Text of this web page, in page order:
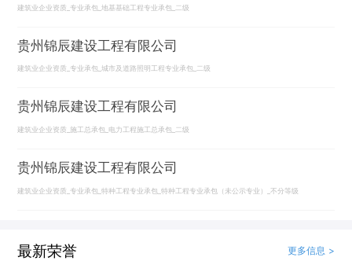
建筑业企业资质_专业承包_地基基础工程专业承包_二级
贵州锦辰建设工程有限公司
建筑业企业资质_专业承包_城市及道路照明工程专业承包_二级
贵州锦辰建设工程有限公司
建筑业企业资质_施工总承包_电力工程施工总承包_二级
贵州锦辰建设工程有限公司
建筑业企业资质_专业承包_特种工程专业承包_特种工程专业承包（未公示专业）_不分等级
最新荣誉 更多信息 >